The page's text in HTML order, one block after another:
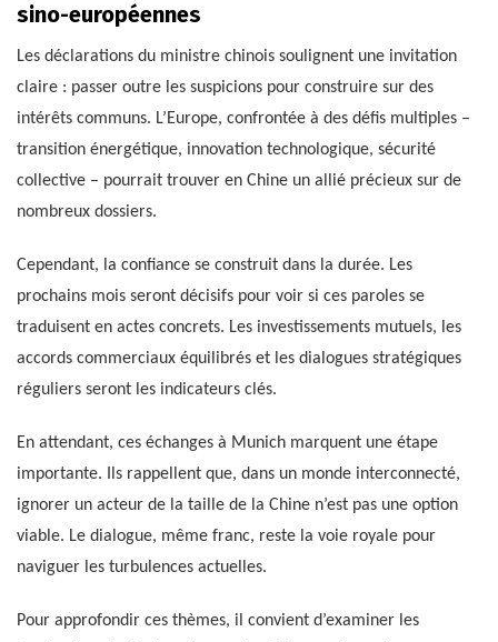
sino-européennes
Les déclarations du ministre chinois soulignent une invitation
claire : passer outre les suspicions pour construire sur des
intérêts communs. L’Europe, confrontée à des défis multiples –
transition énergétique, innovation technologique, sécurité
collective – pourrait trouver en Chine un allié précieux sur de
nombreux dossiers.
Cependant, la confiance se construit dans la durée. Les
prochains mois seront décisifs pour voir si ces paroles se
traduisent en actes concrets. Les investissements mutuels, les
accords commerciaux équilibrés et les dialogues stratégiques
réguliers seront les indicateurs clés.
En attendant, ces échanges à Munich marquent une étape
importante. Ils rappellent que, dans un monde interconnecté,
ignorer un acteur de la taille de la Chine n’est pas une option
viable. Le dialogue, même franc, reste la voie royale pour
naviguer les turbulences actuelles.
Pour approfondir ces thèmes, il convient d’examiner les